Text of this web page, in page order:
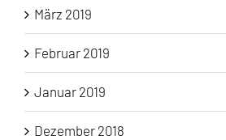
März 2019
Februar 2019
Januar 2019
Dezember 2018